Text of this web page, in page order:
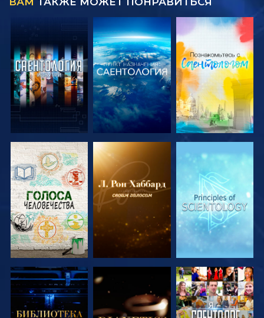
СМОТРЕТЬ
ПЕРЕДАЧИ
СМОТРЕТЬ
ПЕРЕДАЧИ
СМОТРЕТЬ
ПЕРЕДАЧИ
СМОТРЕТЬ
ПЕРЕДАЧИ
СМОТРЕТЬ
ПЕРЕДАЧИ
СМОТРЕТЬ